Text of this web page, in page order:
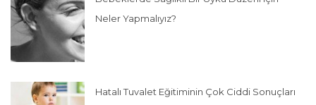
Neler Yapmalıyız?
Hatalı Tuvalet Eğitiminin Çok Ciddi Sonuçları